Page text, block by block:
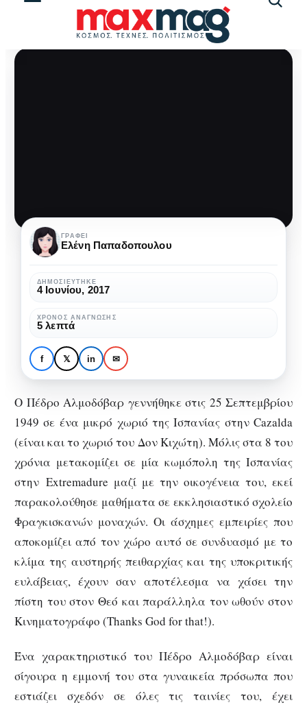
SPECIALS ΚΙΝΗΜΑΤΟΓΡΆΦΟΣ
Πέδρο Αλμοδόβαρ: Ο
πιο εκκεντρικός
Ισπανός σκηνοθέτης
Πέδρο
Αλμοδόβαρ:
πιο
εκκεντρικός
Ισπανός
σκηνοθέτης
ΓΡΆΦΕΙ
Ελένη Παπαδοπουλου
ΔΗΜΟΣΙΕΎΤΗΚΕ
4 Ιουνίου, 2017
ΧΡΌΝΟΣ ΑΝΆΓΝΩΣΗΣ
5 λεπτά
f 𝕏 in ✉
Ο Πέδρο Αλμοδόβαρ γεννήθηκε στις 25 Σεπτεμβρίου
1949 σε ένα μικρό χωριό της Ισπανίας στην Cazalda
(είναι και το χωριό του Δον Κιχώτη). Μόλις στα 8 του
χρόνια μετακομίζει σε μία κωμόπολη της Ισπανίας
στην Extremadure μαζί με την οικογένεια του, εκεί
παρακολούθησε μαθήματα σε εκκλησιαστικό σχολείο
Φραγκισκανών μοναχών. Οι άσχημες εμπειρίες που
αποκομίζει από τον χώρο αυτό σε συνδυασμό με το
κλίμα της αυστηρής πειθαρχίας και της υποκριτικής
ευλάβειας, έχουν σαν αποτέλεσμα να χάσει την
πίστη του στον Θεό και παράλληλα τον ωθούν στον
Κινηματογράφο (Thanks God for that!).
Ένα χαρακτηριστικό του Πέδρο Αλμοδόβαρ είναι
σίγουρα η εμμονή του στα γυναικεία πρόσωπα που
εστιάζει σχεδόν σε όλες τις ταινίες του, έχει